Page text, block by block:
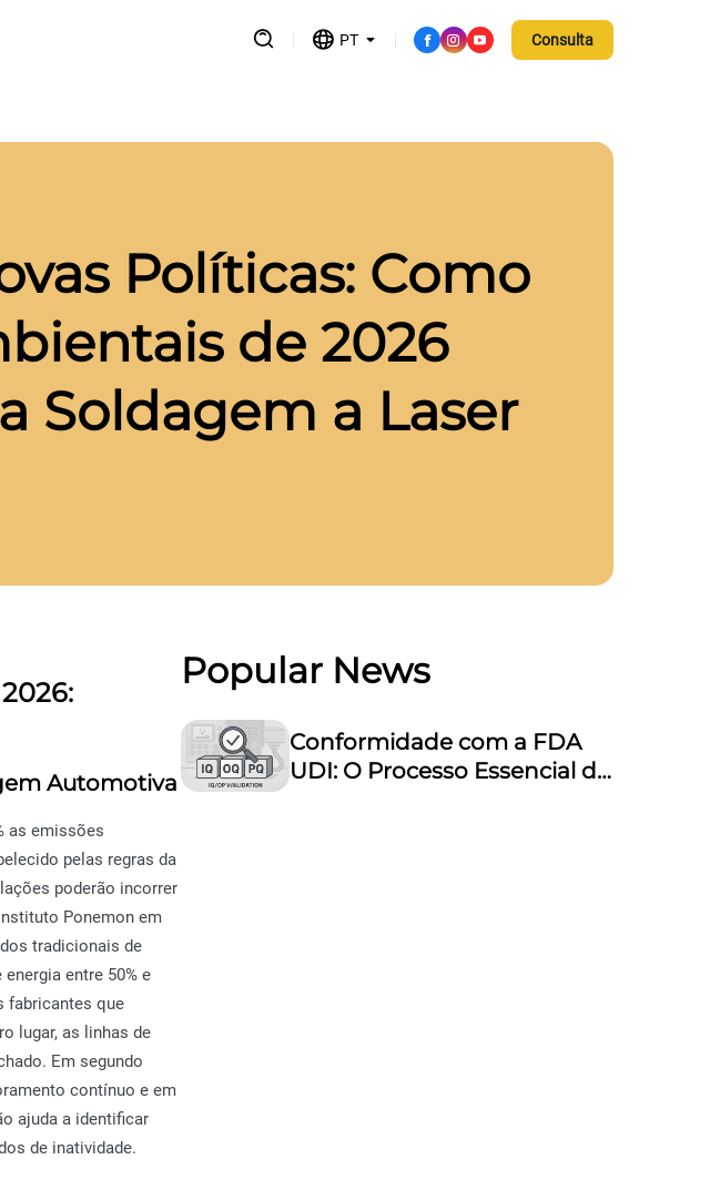
PT Consulta
Políticas: Como
de 2026
Soldagem a Laser
Automotiva
as emissões
pelas regras da
poderão incorrer
Ponemon em
tradicionais de
entre 50% e
fabricantes que
lugar, as linhas de
Em segundo
contínuo e em
ajuda a identificar
de inatividade.
Popular News
Conformidade com a FDA
UDI: O Processo Essencial de